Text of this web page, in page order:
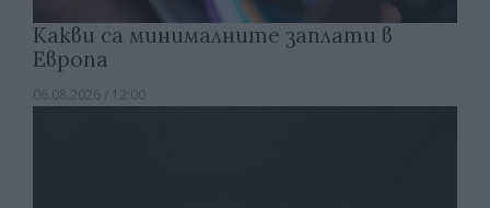
Какви са минималните заплати в
Европа
06.08.2026 / 12:00